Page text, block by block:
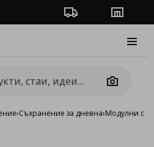
Проследяване на
Camera
›Съхранение за дневна›Модулни